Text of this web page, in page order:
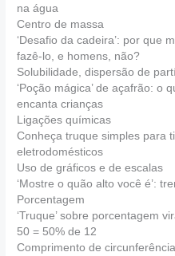
na água
Centro de massa
‘Desafio da cadeira’: por que
fazê-lo, e homens, não?
Solubilidade, dispersão de
‘Poção mágica’ de açafrão: o
encanta crianças
Ligações químicas
Conheça truque simples para
eletrodomésticos
Uso de gráficos e de escalas
‘Mostre o quão alto você é’:
Porcentagem
‘Truque’ sobre porcentagem
50 = 50% de 12
Comprimento de